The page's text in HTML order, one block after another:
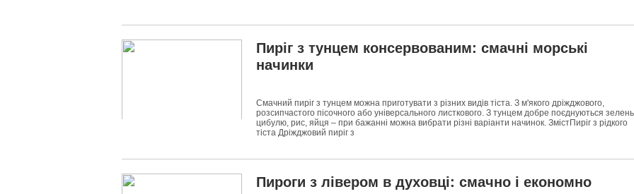
Пиріг з тунцем консервованим: смачні морські
начинки
Смачний пиріг з тунцем можна приготувати з різних видів тіста. З м'якого дріжджового,
розсипчастого пісочного або універсального листкового. З тунцем добре поєднуються
цибулю, рис, яйця – при бажанні можна вибрати різні варіанти начинок. ЗмістПиріг з рідкого
тіста Дріжджовий пиріг з
Пироги з лівером в духовці: смачно і економно